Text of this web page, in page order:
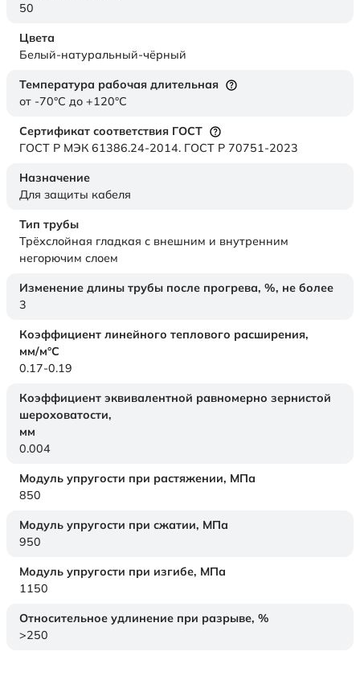
50
Цвета
Белый-натуральный-чёрный
Температура рабочая длительная
от -70°C до +120°C
Сертификат соответствия ГОСТ
ГОСТ Р МЭК 61386.24-2014. ГОСТ Р 70751-2023
Назначение
Для защиты кабеля
Тип трубы
Трёхслойная гладкая с внешним и внутренним
негорючим слоем
Изменение длины трубы после прогрева, %, не более
3
Коэффициент линейного теплового расширения,
мм/м°С
0.17-0.19
Коэффициент эквивалентной равномерно зернистой
шероховатости,
мм
0.004
Модуль упругости при растяжении, МПа
850
Модуль упругости при сжатии, МПа
950
Модуль упругости при изгибе, МПа
1150
Относительное удлинение при разрыве, %
>250